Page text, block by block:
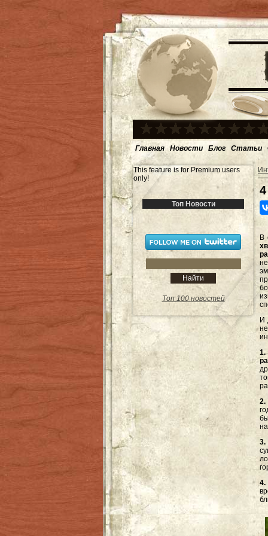
Главная Новости Блог Статьи
This feature is for Premium users
only!
Топ Новости
Топ 100 новостей
В
И
1.
2.
3.
4.